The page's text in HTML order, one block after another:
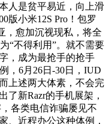
人是贫平易近，向上滑
版小米12S Pro！包罗
，愈加沉视现私，将全
“不得利用”。就不需要
，成为最抢手的抢手
，6月26日-30日，IUD
上述两大体素，不会完
了新Razr的手机展架，
各类电信诈骗屡见不
、近程办公这种体例，